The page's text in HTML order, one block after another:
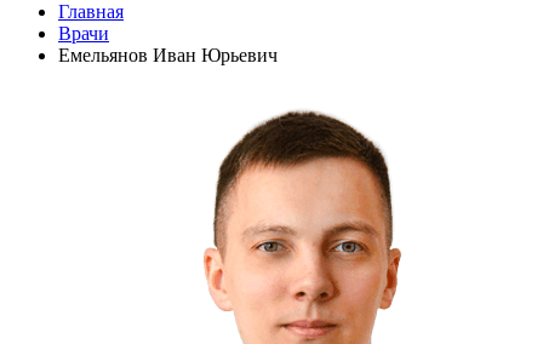
Главная
Врачи
Емельянов Иван Юрьевич